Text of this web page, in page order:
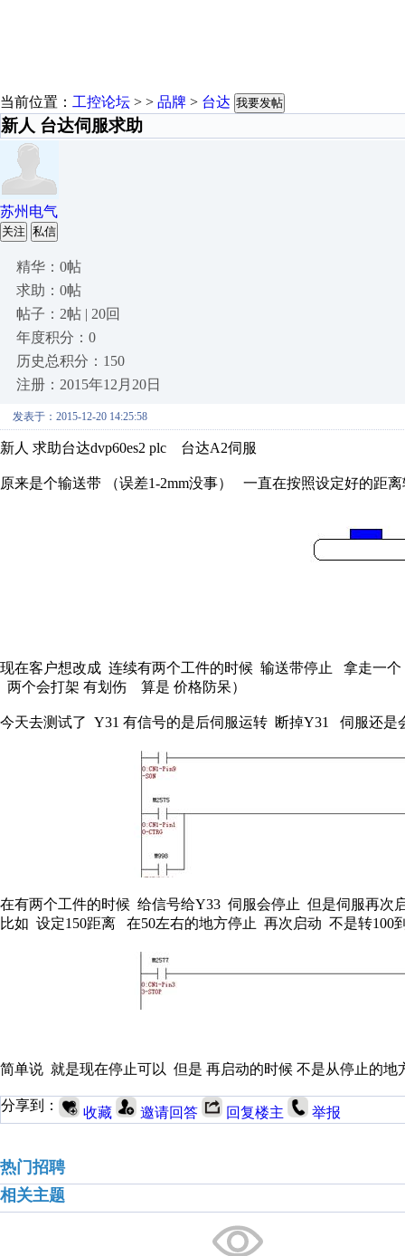
当前位置： 工控论坛 > > 品牌 > 台达 我要发帖
新人 台达伺服求助
苏州电气
关注 私信
精华：0帖
求助：0帖
帖子：2帖 | 20回
年度积分：0
历史总积分：150
注册：2015年12月20日
发表于：2015-12-20 14:25:58
新人 求助台达dvp60es2 plc 台达A2伺服
原来是个输送带 （误差1-2mm没事） 一直在按照设定好的距
现在客户想改成 连续有两个工件的时候 输送带停止 拿走一
两个会打架 有划伤 算是 价格防呆）
今天去测试了 Y31 有信号的是后伺服运转 断掉Y31 伺服还是
在有两个工件的时候 给信号给Y33 伺服会停止 但是伺服再
比如 设定150距离 在50左右的地方停止 再次启动 不是转100
简单说 就是现在停止可以 但是 再启动的时候 不是从停止的
分享到： 收藏 邀请回答 回复楼主 举报
热门招聘
相关主题